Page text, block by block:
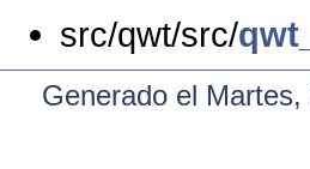
src/qwt/src/
Generado el